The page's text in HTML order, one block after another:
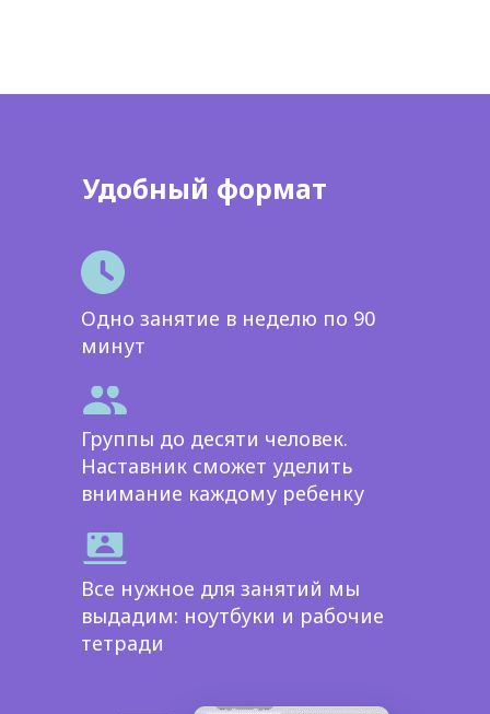
Группы до десяти человек.
Наставник сможет уделить
внимание каждому ребенку
Все нужное для занятий мы
выдадим: ноутбуки и рабочие
тетради
Одно занятие в неделю по 90
минут
Удобный формат